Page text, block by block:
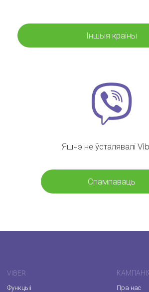
Іншыя краіны
Яшчэ не ўсталявалі
Спампаваць
VIBER
Функцыі
Пра нас